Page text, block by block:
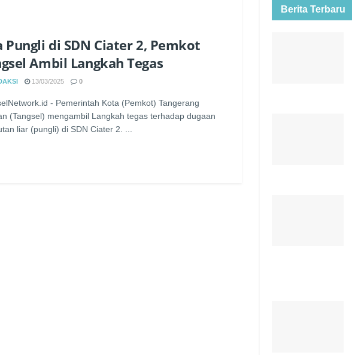
Pungli di SDN Ciater 2, Pemkot
Ambil Langkah Tegas
13/03/2025 0
- Pemerintah Kota (Pemkot) Tangerang
(Tangsel) mengambil Langkah tegas terhadap dugaan
liar (pungli) di SDN Ciater 2. ...
Berita Terbaru